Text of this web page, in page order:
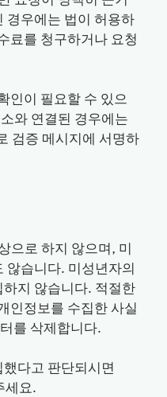
경우에는 법이 허용하
료를 청구하거나 요청
인이 필요할 수 있으
와 연결된 경우에는
검증 메시지에 서명하
으로 하지 않으며, 미
않습니다. 미성년자의
지 않습니다. 적절한
인정보를 수집한 사실
를 삭제합니다.
다고 판단되시면
세요.